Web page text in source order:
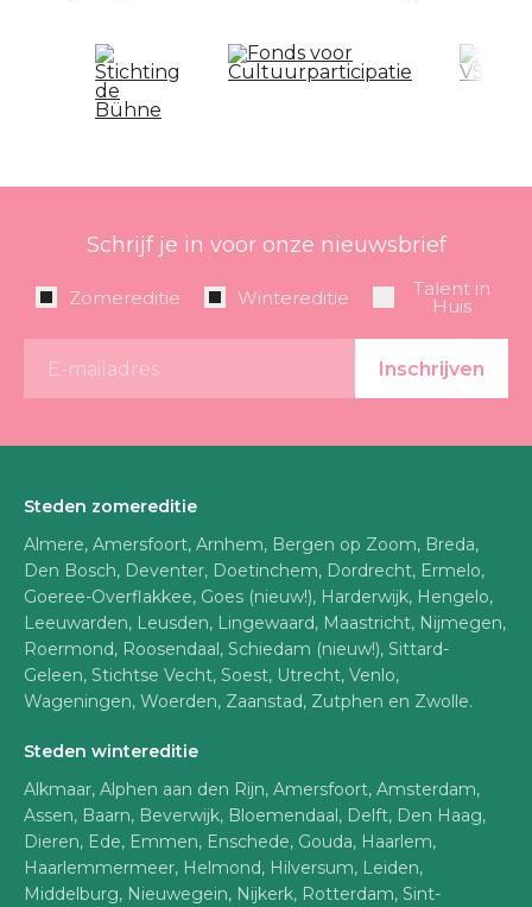
Schrijf je in voor onze nieuwsbrief
Zomereditie Wintereditie Talent in
Huis
Steden zomereditie
Almere, Amersfoort, Arnhem, Bergen op Zoom, Breda,
Den Bosch, Deventer, Doetinchem, Dordrecht, Ermelo,
Goeree-Overflakkee, Goes (nieuw!), Harderwijk, Hengelo,
Leeuwarden, Leusden, Lingewaard, Maastricht, Nijmegen,
Roermond, Roosendaal, Schiedam (nieuw!), Sittard-
Geleen, Stichtse Vecht, Soest, Utrecht, Venlo,
Wageningen, Woerden, Zaanstad, Zutphen en Zwolle.
Steden wintereditie
Alkmaar, Alphen aan den Rijn, Amersfoort, Amsterdam,
Assen, Baarn, Beverwijk, Bloemendaal, Delft, Den Haag,
Dieren, Ede, Emmen, Enschede, Gouda, Haarlem,
Haarlemmermeer, Helmond, Hilversum, Leiden,
Middelburg, Nieuwegein, Nijkerk, Rotterdam, Sint-